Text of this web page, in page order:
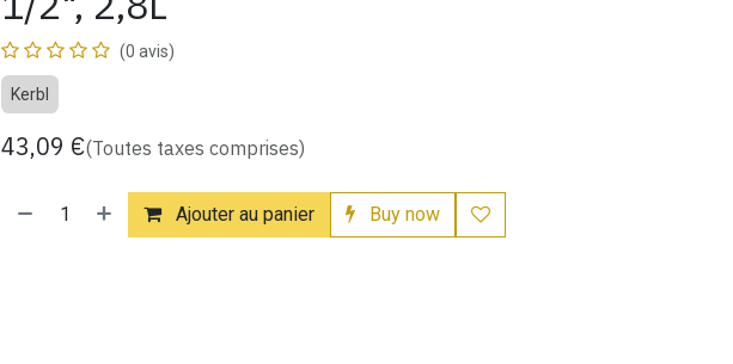
(0 avis)
Kerbl
43,09 €(Toutes taxes comprises)
Ajouter au panier Buy now